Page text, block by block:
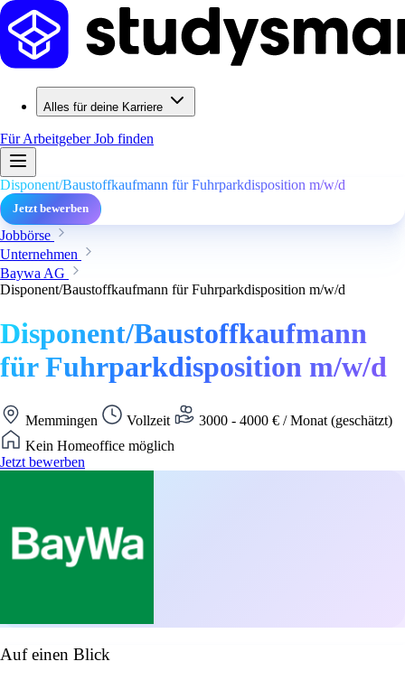
Alles für deine Karriere
Für ArbeitgeberJob finden
Disponent/Baustoffkaufmann für Fuhrparkdisposition m/w/d
Jetzt bewerben
Jobbörse
Unternehmen
Baywa AG
Disponent/Baustoffkaufmann für Fuhrparkdisposition m/w/d
Disponent/Baustoffkaufmann
für Fuhrparkdisposition m/w/d
Memmingen Vollzeit
3000 - 4000 € / Monat (geschätzt)
Kein Homeoffice möglich
Jetzt bewerben
Auf einen Blick